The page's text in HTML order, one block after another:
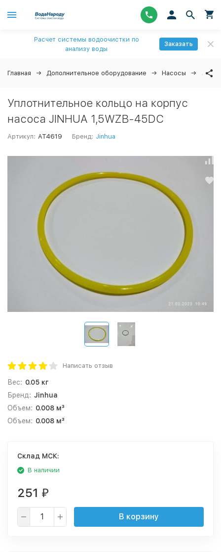
Расчет системы водоочистки по
анализу воды
Заказать
Главная Дополнительное оборудование Насосы Jinhua
Уплотнительное кольцо на корпус
насоса JINHUA 1,5WZB-45DC
Артикул: AT4619 Бренд: Jinhua
Написать отзыв
Вес: 0.05 кг
Бренд: Jinhua
Объем: 0.008 м³
Объем: 0.008 м³
Cклад МСК:
В наличии
251 ₽
В корзину